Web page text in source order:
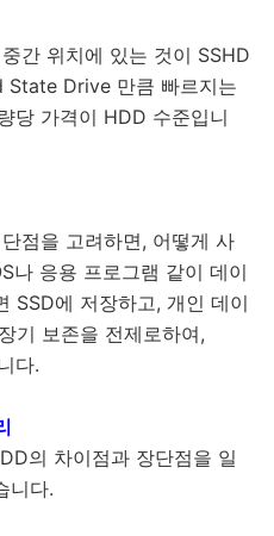
간 위치에 있는 것이 SSHD
State Drive 만큼 빠르지는
당 가격이 HDD 수준입니
점을 고려하면, 어떻게 사
나 응용 프로그램 같이 데이
SSD에 저장하고, 개인 데이
기 보존을 전제로하여,
다.
의 차이점과 장단점을 일
니다.